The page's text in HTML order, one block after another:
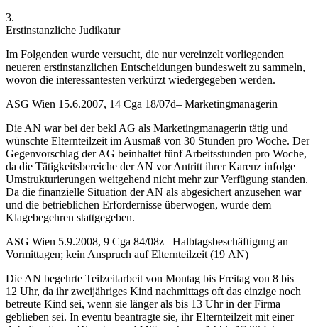
3.
Erstinstanzliche Judikatur
Im Folgenden wurde versucht, die nur vereinzelt vorliegenden
neueren erstinstanzlichen Entscheidungen bundesweit zu sammeln,
wovon die interessantesten verkürzt wiedergegeben werden.
ASG Wien 15.6.2007, 14 Cga 18/07d– Marketingmanagerin
Die AN war bei der bekl AG als Marketingmanagerin tätig und
wünschte Elternteilzeit im Ausmaß von 30 Stunden pro Woche. Der
Gegenvorschlag der AG beinhaltet fünf Arbeitsstunden pro Woche,
da die Tätigkeitsbereiche der AN vor Antritt ihrer Karenz infolge
Umstrukturierungen weitgehend nicht mehr zur Verfügung standen.
Da die finanzielle Situation der AN als abgesichert anzusehen war
und die betrieblichen Erfordernisse überwogen, wurde dem
Klagebegehren stattgegeben.
ASG Wien 5.9.2008, 9 Cga 84/08z– Halbtagsbeschäftigung an
Vormittagen; kein Anspruch auf Elternteilzeit (19 AN)
Die AN begehrte Teilzeitarbeit von Montag bis Freitag von 8 bis
12 Uhr, da ihr zweijähriges Kind nachmittags oft das einzige noch
betreute Kind sei, wenn sie länger als bis 13 Uhr in der Firma
geblieben sei. In eventu beantragte sie, ihr Elternteilzeit mit einer